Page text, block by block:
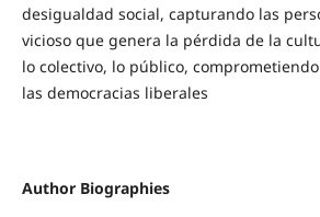
desigualdad social, capturando las
vicioso que genera la pérdida de la
lo colectivo, lo público,
las democracias liberales
Author Biographies